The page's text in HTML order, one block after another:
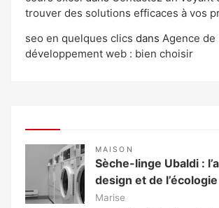
trouver des solutions efficaces à vos
seo en quelques clics dans Agence de
développement web : bien choisir
MAISON
Sèche-linge Ubaldi :
design et de l’écologie
Marise